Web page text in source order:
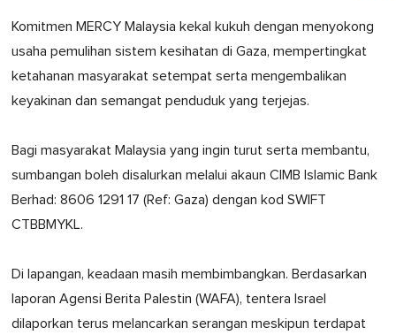
Komitmen MERCY Malaysia kekal kukuh dengan menyokong
usaha pemulihan sistem kesihatan di Gaza, mempertingkat
ketahanan masyarakat setempat serta mengembalikan
keyakinan dan semangat penduduk yang terjejas.
Bagi masyarakat Malaysia yang ingin turut serta membantu,
sumbangan boleh disalurkan melalui akaun CIMB Islamic Bank
Berhad: 8606 1291 17 (Ref: Gaza) dengan kod SWIFT
CTBBMYKL.
Di lapangan, keadaan masih membimbangkan. Berdasarkan
laporan Agensi Berita Palestin (WAFA), tentera Israel
dilaporkan terus melancarkan serangan meskipun terdapat